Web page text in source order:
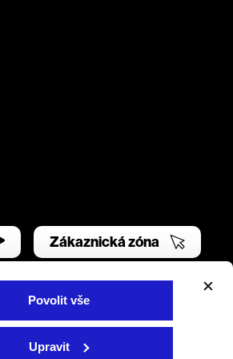
Povolit vše
Upravit
Zákaznická zóna